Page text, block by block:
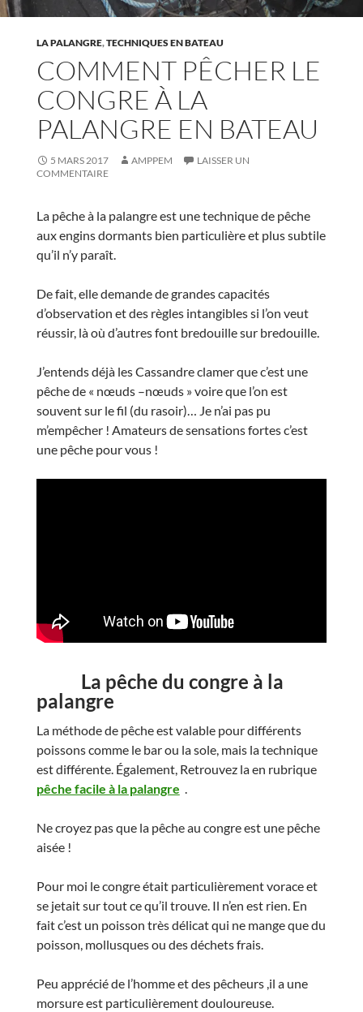
LA PALANGRE,TECHNIQUES EN BATEAU
COMMENT PÊCHER LE
CONGRE À LA
PALANGRE EN BATEAU
5 MARS 2017 AMPPEM
LAISSER UN
COMMENTAIRE
La pêche à la palangre est une technique de pêche
aux engins dormants bien particulière et plus subtile
qu’il n’y paraît.
De fait, elle demande de grandes capacités
d’observation et des règles intangibles si l’on veut
réussir, là où d’autres font bredouille sur bredouille.
J’entends déjà les Cassandre clamer que c’est une
pêche de « nœuds –nœuds » voire que l’on est
souvent sur le fil (du rasoir)… Je n’ai pas pu
m’empêcher ! Amateurs de sensations fortes c’est
une pêche pour vous !
La pêche du congre à la
palangre
La méthode de pêche est valable pour différents
poissons comme le bar ou la sole, mais la technique
est différente. Également, Retrouvez la en rubrique
pêche facile à la palangre .
Ne croyez pas que la pêche au congre est une pêche
aisée !
Pour moi le congre était particulièrement vorace et
se jetait sur tout ce qu’il trouve. Il n’en est rien. En
fait c’est un poisson très délicat qui ne mange que du
poisson, mollusques ou des déchets frais.
Peu apprécié de l’homme et des pêcheurs ,il a une
morsure est particulièrement douloureuse.